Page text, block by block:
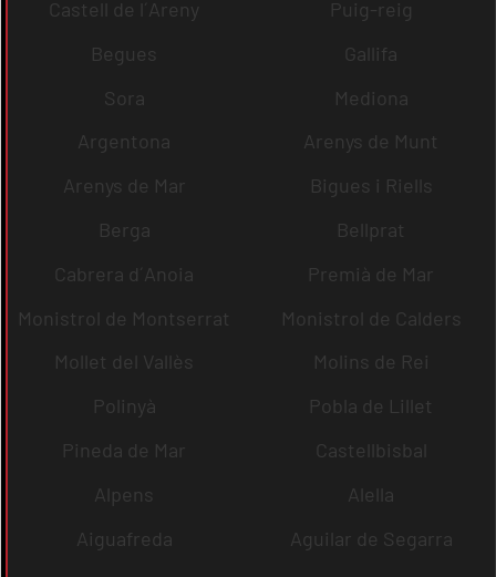
Castell de l´Areny
Puig-reig
Begues
Gallifa
Sora
Mediona
Argentona
Arenys de Munt
Arenys de Mar
Bigues i Riells
Berga
Bellprat
Cabrera d´Anoia
Premià de Mar
Monistrol de Montserrat
Monistrol de Calders
Mollet del Vallès
Molins de Rei
Polinyà
Pobla de Lillet
Pineda de Mar
Castellbisbal
Alpens
Alella
Aiguafreda
Aguilar de Segarra